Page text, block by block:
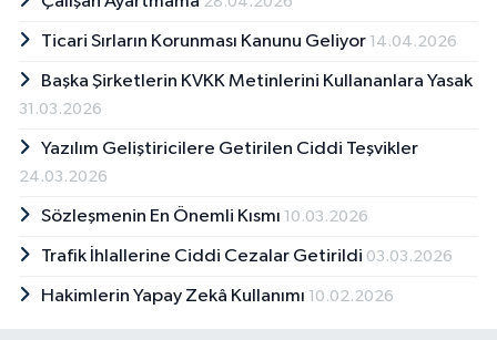
Ticari Sırların Korunması Kanunu Geliyor 14.04.2026
Başka Şirketlerin KVKK Metinlerini Kullananlara Yasak
31.03.2026
Yazılım Geliştiricilere Getirilen Ciddi Teşvikler
24.03.2026
Sözleşmenin En Önemli Kısmı 10.03.2026
Trafik İhlallerine Ciddi Cezalar Getirildi 03.03.2026
Hakimlerin Yapay Zekâ Kullanımı 10.02.2026